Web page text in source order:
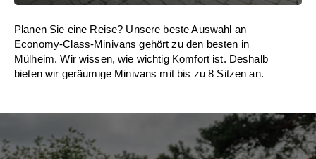
Planen Sie eine Reise? Unsere beste Auswahl an
Economy-Class-Minivans gehört zu den besten in
Mülheim. Wir wissen, wie wichtig Komfort ist. Deshalb
bieten wir geräumige Minivans mit bis zu 8 Sitzen an.